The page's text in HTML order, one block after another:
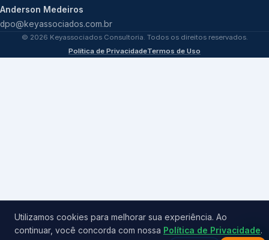
Anderson Medeiros
dpo@keyassociados.com.br
© 2026 Keyassociados Consultoria. Todos os direitos reservados.
Política de PrivacidadeTermos de Uso
Utilizamos cookies para melhorar sua experiência. Ao
continuar, você concorda com nossa Política de Privacidade.